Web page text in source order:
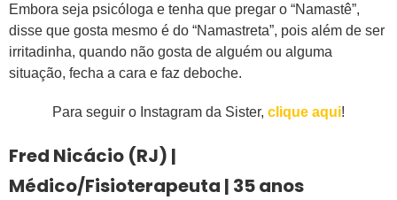
Embora seja psicóloga e tenha que pregar o “Namastê”,
disse que gosta mesmo é do “Namastreta”, pois além de ser
irritadinha, quando não gosta de alguém ou alguma
situação, fecha a cara e faz deboche.
Para seguir o Instagram da Sister, clique aqui!
Fred Nicácio (RJ) |
Médico/Fisioterapeuta | 35 anos